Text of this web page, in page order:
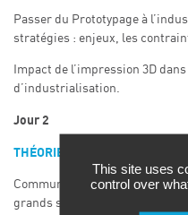
Passer du Prototypage à
stratégies : enjeux, les
Impact de l’impression 3D
d’industrialisation.
Jour 2
THÉORIE ET CAS D’USAGES
Communication : panorama
grands standards et de leurs
This site uses
control over